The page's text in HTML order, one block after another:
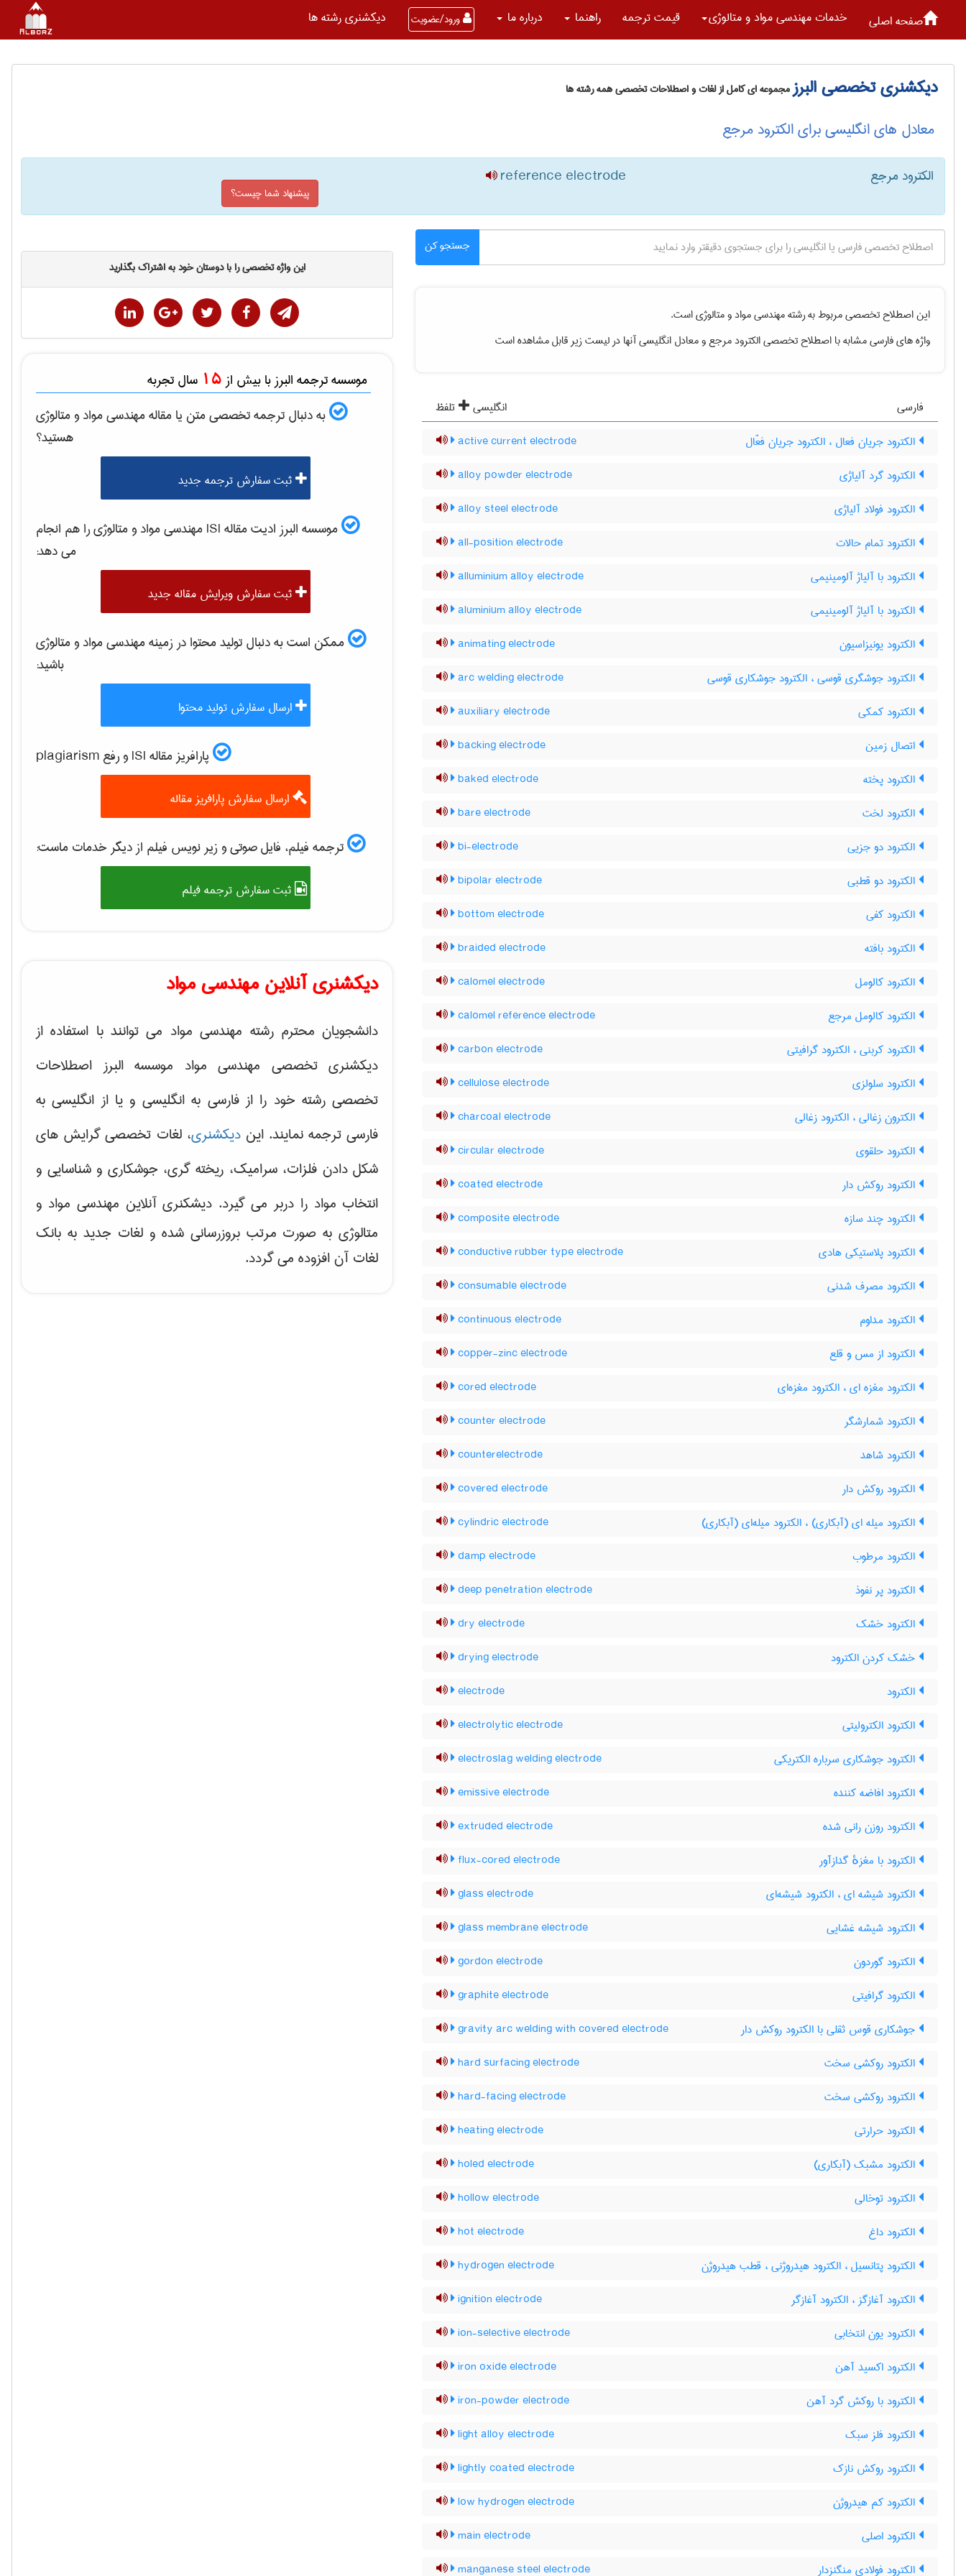
صفحه اصلی خدمات مهندسی مواد و متالوژی قیمت ترجمه راهنما درباره ما ورود/عضویت دیکشنری رشته ها
دیکشنری تخصصی البرزمجموعه ای کامل از لغات و اصطلاحات تخصصی همه رشته ها
معادل های انگلیسی برای الکترود مرجع
الکترود مرجع reference electrode
پیشنهاد شما چیست؟
جستجو کن
این اصطلاح تخصصی مربوط به رشتهمهندسی مواد و متالوژیاست.
واژه های فارسی مشابه با اصطلاح تخصصیالکترود مرجعو معادل انگلیسی آنها در لیست زیر قابل مشاهده است
فارسی انگلیسی
تلفظ
الکترود جریان فعال ، الکترود جریان فعّال
active current electrode
الکترود گرد آلیاژی alloy powder electrode
الکترود فولاد آلیاژی alloy steel electrode
الکترود تمام حالات all-position electrode
الکترود با آلیاژ آلومینیمی alluminium alloy electrode
الکترود با آلیاژ آلومینیمی aluminium alloy electrode
الکترود یونیزاسیون animating electrode
الکترود جوشگری قوسی ، الکترود جوشکاری قوسی arc welding electrode
الکترود کمکی auxiliary electrode
اتصال زمین backing electrode
الکترود پخته baked electrode
الکترود لخت bare electrode
الکترود دو جزیی bi-electrode
الکترود دو قطبی bipolar electrode
الکترود کفی bottom electrode
الکترود بافته braided electrode
الکترود کالومل calomel electrode
الکترود کالومل مرجع calomel reference electrode
الکترود کربنی ، الکترود گرافیتی carbon electrode
الکترود سلولزی cellulose electrode
الکترون زغالی ، الکترود زغالی charcoal electrode
الکترود حلقوی circular electrode
الکترود روکش دار coated electrode
الکترود چند سازه composite electrode
الکترود پلاستیکی هادی conductive rubber type electrode
الکترود مصرف شدنی consumable electrode
الکترود مداوم continuous electrode
الکترود از مس و قلع copper-zinc electrode
الکترود مغزه ای ، الکترود مغزه‌ای cored electrode
الکترود شمارشگر counter electrode
الکترود شاهد counterelectrode
الکترود روکش دار covered electrode
الکترود میله ای (آبکاری) ، الکترود میله‌ای (آبکاری) cylindric electrode
الکترود مرطوب damp electrode
الکترود پر نفوذ deep penetration electrode
الکترود خشک dry electrode
خشک کردن الکترود drying electrode
الکترود electrode
الکترود الکترولیتی electrolytic electrode
الکترود جوشکاری سرباره الکتریکی electroslag welding electrode
الکترود افاضه کننده emissive electrode
الکترود روزن رانی شده extruded electrode
الکترود با مغزهٔ گدازآور flux-cored electrode
الکترود شیشه ای ، الکترود شیشه‌ای glass electrode
الکترود شیشه غشایی glass membrane electrode
الکترود گوردون gordon electrode
الکترود گرافیتی graphite electrode
جوشکاری قوس ثقلی با الکترود روکش دار gravity arc welding with covered electrode
الکترود روکشی سخت hard surfacing electrode
الکترود روکشی سخت hard-facing electrode
الکترود حرارتی heating electrode
الکترود مشبک (آبکاری) holed electrode
الکترود توخالی hollow electrode
الکترود داغ hot electrode
الکترود پتانسیل ، الکترود هیدروژنی ، قطب هیدروژن hydrogen electrode
الکترود آغازگز ، الکترود آغازگر ignition electrode
الکترود یون انتخابی ion-selective electrode
الکترود اکسید آهن iron oxide electrode
الکترود با روکش گرد آهن iron-powder electrode
الکترود فلز سبک light alloy electrode
الکترود روکش نازک lightly coated electrode
الکترود کم هیدروژن low hydrogen electrode
الکترود اصلی main electrode
الکترود فولادی منگنزدار manganese steel electrode
این واژه تخصصی را با دوستان خود به اشتراک بگذارید
موسسه ترجمه البرز با بیش از 15 سال تجربه
به دنبال ترجمه تخصصی متن یا مقالهمهندسی مواد و متالوژی
هستید؟
ثبت سفارش ترجمه جدید
موسسه البرز ادیت مقاله ISI مهندسی مواد و متالوژیرا هم انجام
می دهد:
ثبت سفارش ویرایش مقاله جدید
ممکن است به دنبال تولید محتوا در زمینهمهندسی مواد و متالوژی
باشید:
ارسال سفارش تولید محتوا
پارافریز مقاله ISI و رفع plagiarism
ارسال سفارش پارافریز مقاله
ترجمه فیلم، فایل صوتی و زیر نویس فیلم از دیگر خدمات ماست:
ثبت سفارش ترجمه فیلم
دیکشنری آنلاین مهندسی مواد
دانشجویان محترم رشته مهندسی مواد می توانند با استفاده از
دیکشنری تخصصی مهندسی مواد موسسه البرز اصطلاحات
تخصصی رشته خود را از فارسی به انگلیسی و یا از انگلیسی به
فارسی ترجمه نمایند. ایندیکشنری، لغات تخصصی گرایش های
شکل دادن فلزات، سرامیک، ریخته گری، جوشکاری و شناسایی و
انتخاب مواد را دربر می گیرد. دیشکنری آنلاین مهندسی مواد و
متالوژی به صورت مرتب بروزرسانی شده و لغات جدید به بانک
لغات آن افزوده می گردد.